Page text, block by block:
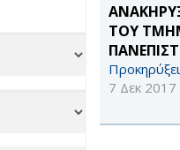
ΤΟΥ
7 Δεκ 2017